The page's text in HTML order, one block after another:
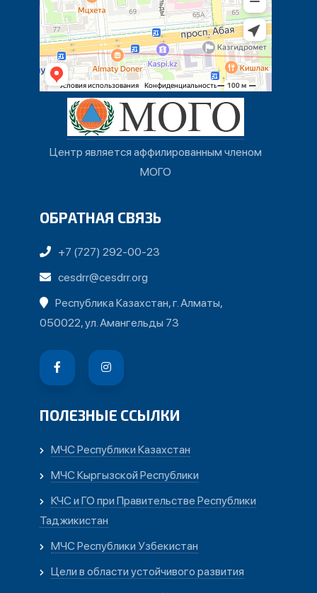
Центр является аффилированным членом
МОГО
ОБРАТНАЯ СВЯЗЬ
+7 (727) 292-00-23
cesdrr@cesdrr.org
Республика Казахстан, г. Алматы,
050022, ул. Амангельды 73
ПОЛЕЗНЫЕ ССЫЛКИ
МЧС Республики Казахстан
МЧС Кыргызской Республики
КЧС и ГО при Правительстве Республики
Таджикистан
МЧС Республики Узбекистан
Цели в области устойчивого развития